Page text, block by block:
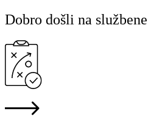
Dobro došli na